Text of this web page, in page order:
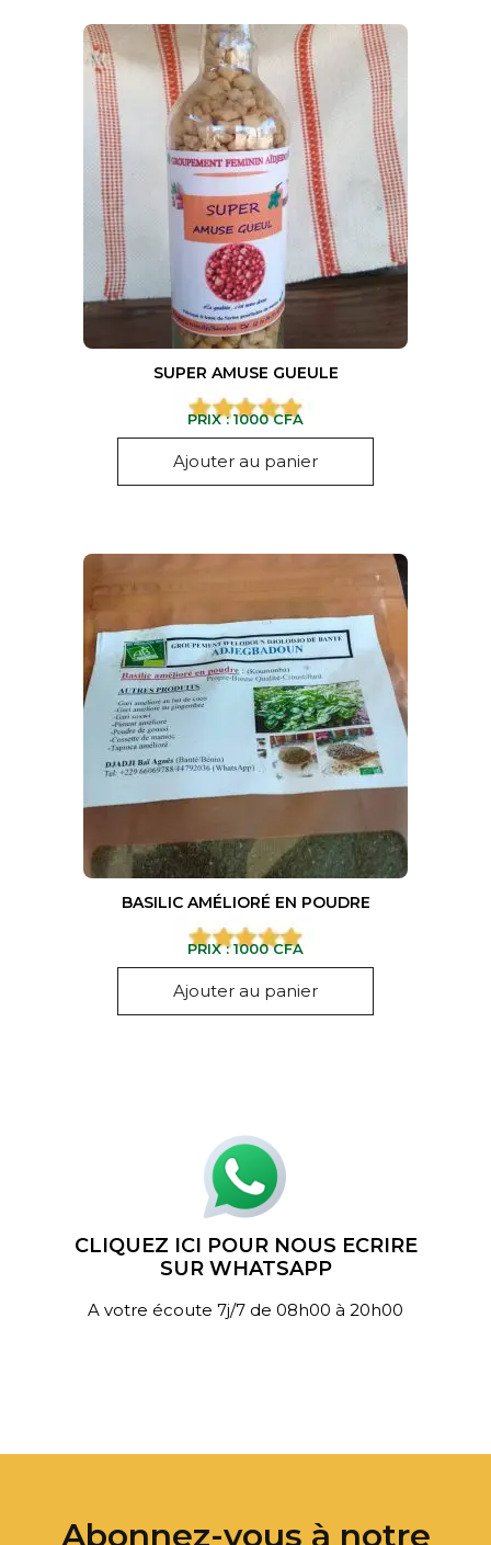
SUPER AMUSE GUEULE
PRIX :1000CFA
Ajouter au panier
BASILIC AMÉLIORÉ EN POUDRE
PRIX :1000CFA
Ajouter au panier
CLIQUEZ ICI POUR NOUS ECRIRE
SUR WHATSAPP
A votre écoute 7j/7 de 08h00 à 20h00
Abonnez-vous à notre